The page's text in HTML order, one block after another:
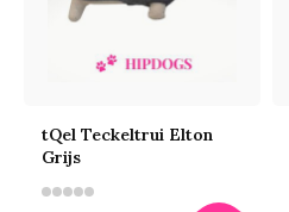
tQel Teckeltrui Elton
Grijs